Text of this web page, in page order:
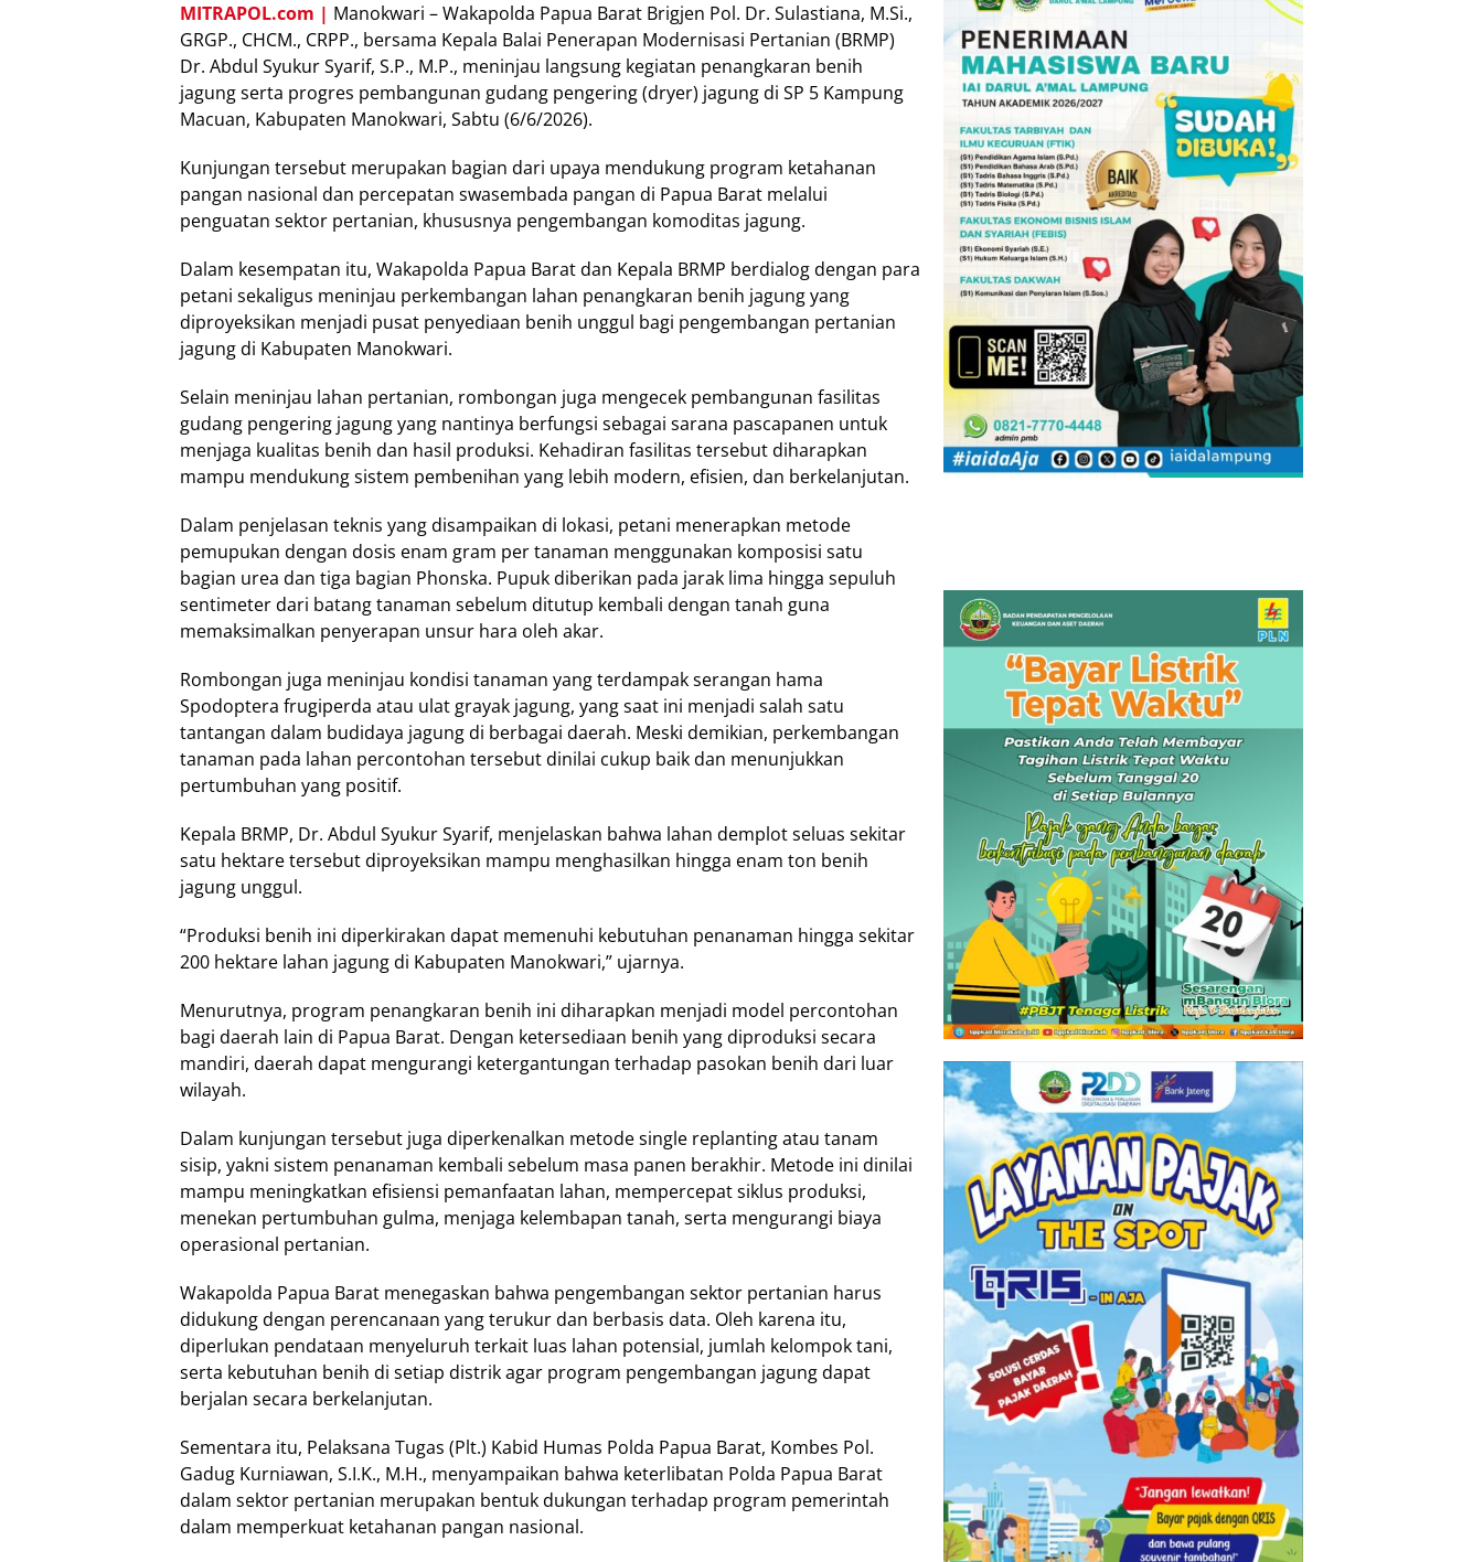
MITRAPOL.com | Manokwari – Wakapolda Papua Barat Brigjen Pol. Dr. Sulastiana, M.Si.,
GRGP., CHCM., CRPP., bersama Kepala Balai Penerapan Modernisasi Pertanian (BRMP)
Dr. Abdul Syukur Syarif, S.P., M.P., meninjau langsung kegiatan penangkaran benih
jagung serta progres pembangunan gudang pengering (dryer) jagung di SP 5 Kampung
Macuan, Kabupaten Manokwari, Sabtu (6/6/2026).
Kunjungan tersebut merupakan bagian dari upaya mendukung program ketahanan
pangan nasional dan percepatan swasembada pangan di Papua Barat melalui
penguatan sektor pertanian, khususnya pengembangan komoditas jagung.
Dalam kesempatan itu, Wakapolda Papua Barat dan Kepala BRMP berdialog dengan para
petani sekaligus meninjau perkembangan lahan penangkaran benih jagung yang
diproyeksikan menjadi pusat penyediaan benih unggul bagi pengembangan pertanian
jagung di Kabupaten Manokwari.
Selain meninjau lahan pertanian, rombongan juga mengecek pembangunan fasilitas
gudang pengering jagung yang nantinya berfungsi sebagai sarana pascapanen untuk
menjaga kualitas benih dan hasil produksi. Kehadiran fasilitas tersebut diharapkan
mampu mendukung sistem pembenihan yang lebih modern, efisien, dan berkelanjutan.
Dalam penjelasan teknis yang disampaikan di lokasi, petani menerapkan metode
pemupukan dengan dosis enam gram per tanaman menggunakan komposisi satu
bagian urea dan tiga bagian Phonska. Pupuk diberikan pada jarak lima hingga sepuluh
sentimeter dari batang tanaman sebelum ditutup kembali dengan tanah guna
memaksimalkan penyerapan unsur hara oleh akar.
Rombongan juga meninjau kondisi tanaman yang terdampak serangan hama
Spodoptera frugiperda atau ulat grayak jagung, yang saat ini menjadi salah satu
tantangan dalam budidaya jagung di berbagai daerah. Meski demikian, perkembangan
tanaman pada lahan percontohan tersebut dinilai cukup baik dan menunjukkan
pertumbuhan yang positif.
Kepala BRMP, Dr. Abdul Syukur Syarif, menjelaskan bahwa lahan demplot seluas sekitar
satu hektare tersebut diproyeksikan mampu menghasilkan hingga enam ton benih
jagung unggul.
“Produksi benih ini diperkirakan dapat memenuhi kebutuhan penanaman hingga sekitar
200 hektare lahan jagung di Kabupaten Manokwari,” ujarnya.
Menurutnya, program penangkaran benih ini diharapkan menjadi model percontohan
bagi daerah lain di Papua Barat. Dengan ketersediaan benih yang diproduksi secara
mandiri, daerah dapat mengurangi ketergantungan terhadap pasokan benih dari luar
wilayah.
Dalam kunjungan tersebut juga diperkenalkan metode single replanting atau tanam
sisip, yakni sistem penanaman kembali sebelum masa panen berakhir. Metode ini dinilai
mampu meningkatkan efisiensi pemanfaatan lahan, mempercepat siklus produksi,
menekan pertumbuhan gulma, menjaga kelembapan tanah, serta mengurangi biaya
operasional pertanian.
Wakapolda Papua Barat menegaskan bahwa pengembangan sektor pertanian harus
didukung dengan perencanaan yang terukur dan berbasis data. Oleh karena itu,
diperlukan pendataan menyeluruh terkait luas lahan potensial, jumlah kelompok tani,
serta kebutuhan benih di setiap distrik agar program pengembangan jagung dapat
berjalan secara berkelanjutan.
Sementara itu, Pelaksana Tugas (Plt.) Kabid Humas Polda Papua Barat, Kombes Pol.
Gadug Kurniawan, S.I.K., M.H., menyampaikan bahwa keterlibatan Polda Papua Barat
dalam sektor pertanian merupakan bentuk dukungan terhadap program pemerintah
dalam memperkuat ketahanan pangan nasional.